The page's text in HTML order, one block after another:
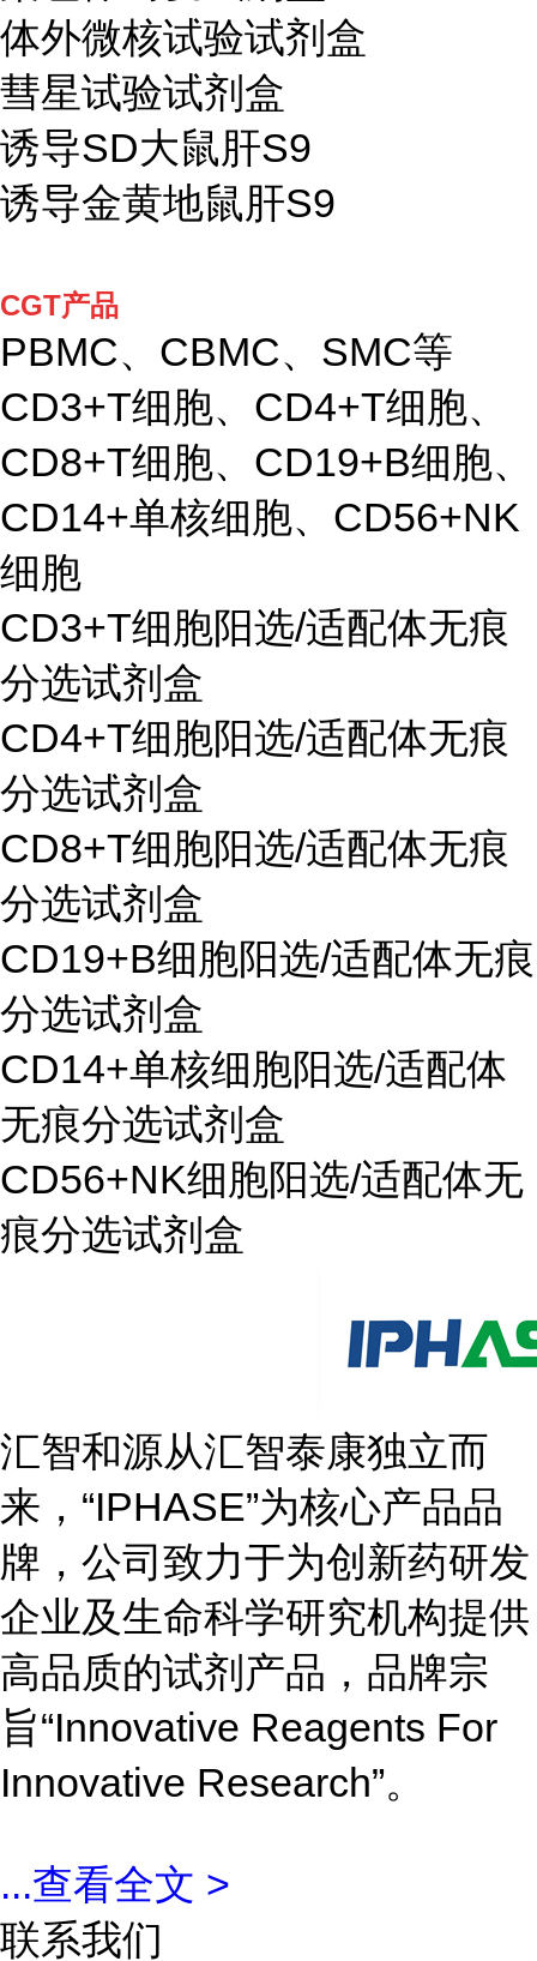
体外微核试验试剂盒
彗星试验试剂盒
诱导SD大鼠肝S9
诱导金黄地鼠肝S9
CGT产品
PBMC、CBMC、SMC等
CD3+T细胞、CD4+T细胞、
CD8+T细胞、CD19+B细胞、
CD14+单核细胞、CD56+NK
细胞
CD3+T细胞阳选/适配体无痕
分选试剂盒
CD4+T细胞阳选/适配体无痕
分选试剂盒
CD8+T细胞阳选/适配体无痕
分选试剂盒
CD19+B细胞阳选/适配体无痕
分选试剂盒
CD14+单核细胞阳选/适配体
无痕分选试剂盒
CD56+NK细胞阳选/适配体无
痕分选试剂盒
汇智和源从汇智泰康独立而
来，“IPHASE”为核心产品品
牌，公司致力于为创新药研发
企业及生命科学研究机构提供
高品质的试剂产品，品牌宗
旨“Innovative Reagents For
Innovative Research”。
...查看全文 >
联系我们